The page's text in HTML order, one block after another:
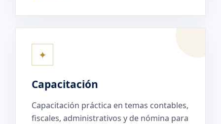
✦
Capacitación
Capacitación práctica en temas contables,
fiscales, administrativos y de nómina para